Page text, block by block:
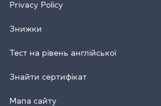
Privacy Policy
Знижки
Тест на рівень англійської
Знайти сертифікат
Мапа сайту